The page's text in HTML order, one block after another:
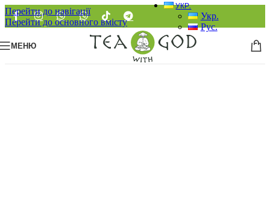
Перейти до навігації
Перейти до основного вмісту
УКР.
Укр.
Рус.
МЕНЮ